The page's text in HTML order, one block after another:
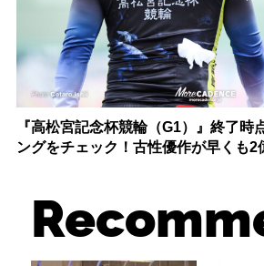
『高松宮記念杯競輪（G1）』終了時
ングをチェック！古性優作が早くも2